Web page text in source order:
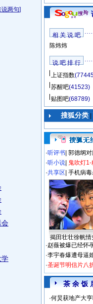
说两句]
会
学
相 关 说 吧
陈炜炜
说 吧 排 行
上证指数
苏醒吧(41523)
贴图吧(68789)
搜狐分类|
·听评书 郭德纲
·听小说 鬼吹灯
·共享区 手机病
揭田壮壮徐帆情
·赵薇被爆已经怀
·李宇春爆遭母逼
·圣诞节明信片八
茶 余 饭
·何炅获地产大